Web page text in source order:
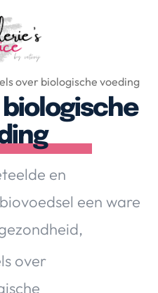
Culture
Drinks
Opmerkelijk
Duurzaamheid
& Tech
Valerie
Beauty
Tuin
Media
over biologische voeding
biologische
en
een ware